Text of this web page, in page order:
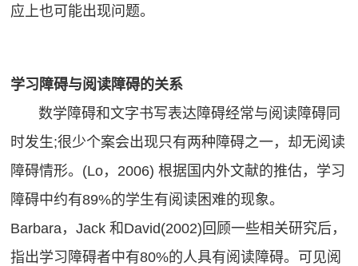
应上也可能出现问题。
学习障碍与阅读障碍的关系
数学障碍和文字书写表达障碍经常与阅读障碍同
时发生;很少个案会出现只有两种障碍之一，却无阅读
障碍情形。(Lo，2006) 根据国内外文献的推估，学习
障碍中约有89%的学生有阅读困难的现象。
Barbara，Jack 和David(2002)回顾一些相关研究后，
指出学习障碍者中有80%的人具有阅读障碍。可见阅